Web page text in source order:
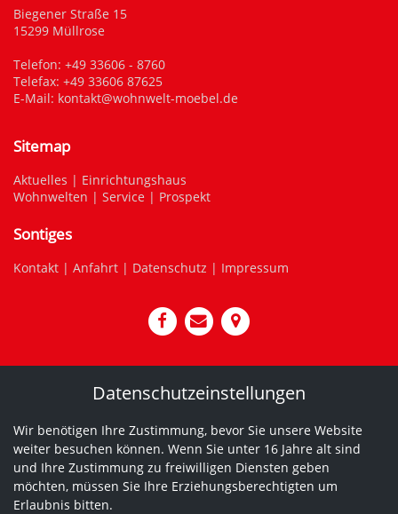
Biegener Straße 15
15299 Müllrose
Telefon: +49 33606 - 8760
Telefax: +49 33606 87625
E-Mail: kontakt@wohnwelt-moebel.de
Sitemap
Aktuelles | Einrichtungshaus
Wohnwelten | Service | Prospekt
Sontiges
Kontakt | Anfahrt | Datenschutz | Impressum
Datenschutzeinstellungen
Wir benötigen Ihre Zustimmung, bevor Sie unsere Website
weiter besuchen können. Wenn Sie unter 16 Jahre alt sind
und Ihre Zustimmung zu freiwilligen Diensten geben
möchten, müssen Sie Ihre Erziehungsberechtigten um
Erlaubnis bitten.